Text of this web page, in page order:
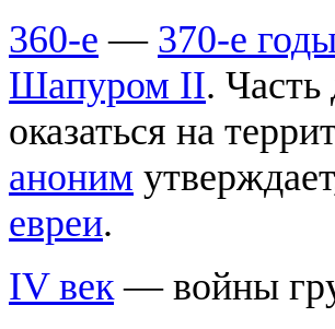
360-е — 370-е
Шапуром II.
оказаться на
аноним
евреи.
IV век— войны